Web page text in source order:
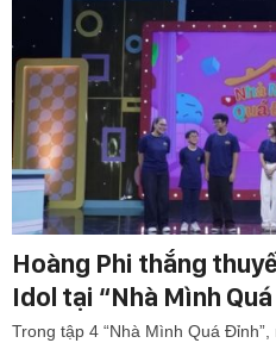
Hoàng Phi thắng
Idol tại “Nhà Mình
Trong tập 4 “Nhà Mình Quá